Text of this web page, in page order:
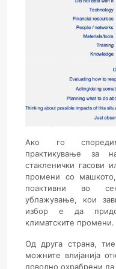
Ако го
практикување за
стакленички гасови
промени со
поактивни во
ублажување, кои
избор е да
климатските промени.
Од друга страна,
можните влијанија
доволно охрабрени да